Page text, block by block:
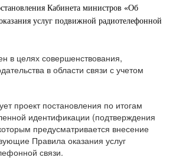
Кабинета министров «Об
услуг подвижной радиотелефонной
в целях совершенствования,
в области связи с учетом
проект постановления по итогам
идентификации (подтверждения
предусматривается внесение
Правила оказания услуг
связи.